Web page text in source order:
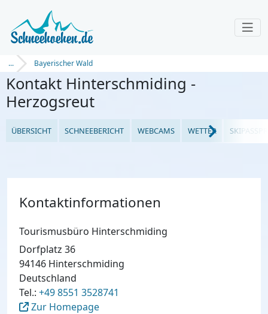
... Bayerischer Wald
Kontakt Hinterschmiding -
Herzogsreut
ÜBERSICHT SCHNEEBERICHT WEBCAMS WETTER
Kontaktinformationen
Tourismusbüro Hinterschmiding
Dorfplatz 36
94146 Hinterschmiding
Deutschland
Tel.: +49 8551 3528741
Zur Homepage